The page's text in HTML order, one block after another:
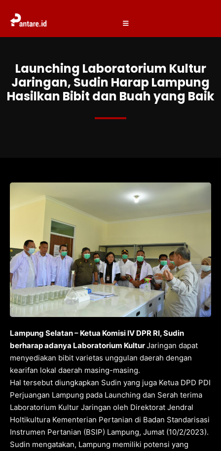
Launching Laboratorium Kultur
Jaringan, Sudin Harap Lampung
Hasilkan Bibit dan Buah yang Baik
Lampung Selatan – Ketua Komisi IV DPR RI, Sudin
berharap adanya Laboratorium KulturJaringan dapat
menyediakan bibit varietas unggulan daerah dengan
kearifan lokal daerah masing-masing.
Hal tersebut diungkapkan Sudin yang juga Ketua DPD PDI
Perjuangan Lampung pada Launching dan Serah terima
Laboratorium Kultur Jaringan oleh Direktorat Jendral
Holtikultura Kementerian Pertanian di Badan Standarisasi
Instrumen Pertanian (BSIP) Lampung, Jumat (10/2/2023).
Sudin mengatakan, Lampung memiliki potensi yang